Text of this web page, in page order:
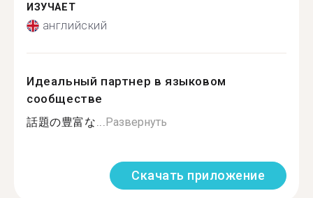
ИЗУЧАЕТ
английский
Идеальный партнер в языковом
сообществе
話題の豊富な...Развернуть
Скачать приложение